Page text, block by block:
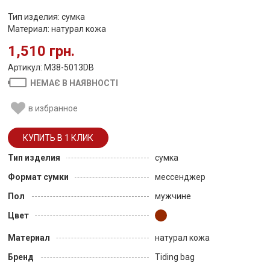
Тип изделия: сумка
Материал: натурал кожа
1,510 грн.
Артикул: M38-5013DB
НЕМАЄ В НАЯВНОСТІ
в избранное
Тип изделия
сумка
Формат сумки
мессенджер
Пол
мужчине
Цвет
Материал
натурал кожа
Бренд
Tiding bag